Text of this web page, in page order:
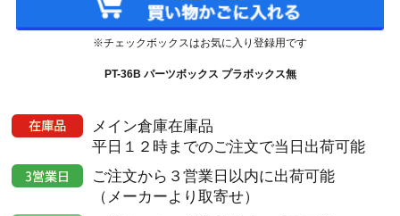
※チェックボックスはお気に入り登録用です
PT-36B パーツボックス プラボックス無
メイン倉庫在庫品
平日１２時までのご注文で当日出荷可能
ご注文から３営業日以内に出荷可能
（メーカーより取寄せ）